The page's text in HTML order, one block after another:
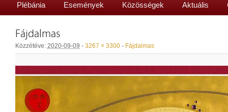
Plébánia Események Közösségek Aktuális
Fájdalmas
Közzétéve: 2020-09-09 - 3267 × 3300 - Fájdalmas